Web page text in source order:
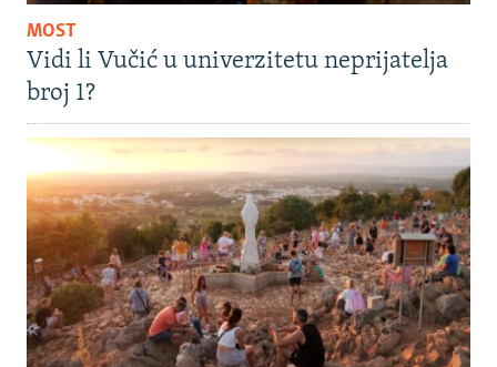
MOST
Vidi li Vučić u univerzitetu neprijatelja
broj 1?